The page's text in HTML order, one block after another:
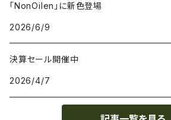
PCTG
PEEK（ポリエーテル・エーテルケトン）
耐衝撃性
BASF
特殊加工
「NonOilen」に新色登場
2026/6/9
決算セール開催中
2026/4/7